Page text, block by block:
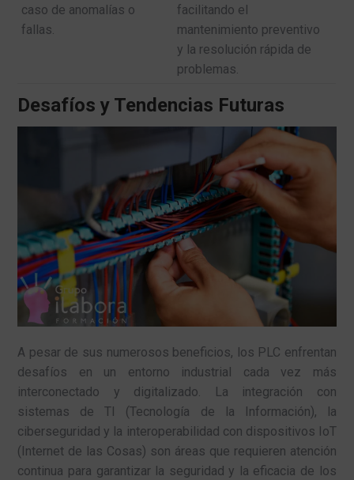
caso de anomalías o
fallas.
facilitando el
mantenimiento preventivo
y la resolución rápida de
problemas.
Desafíos y Tendencias Futuras
A pesar de sus numerosos beneficios, los PLC enfrentan
desafíos en un entorno industrial cada vez más
interconectado y digitalizado. La integración con
sistemas de TI (Tecnología de la Información), la
ciberseguridad y la interoperabilidad con dispositivos IoT
(Internet de las Cosas) son áreas que requieren atención
continua para garantizar la seguridad y la eficacia de los